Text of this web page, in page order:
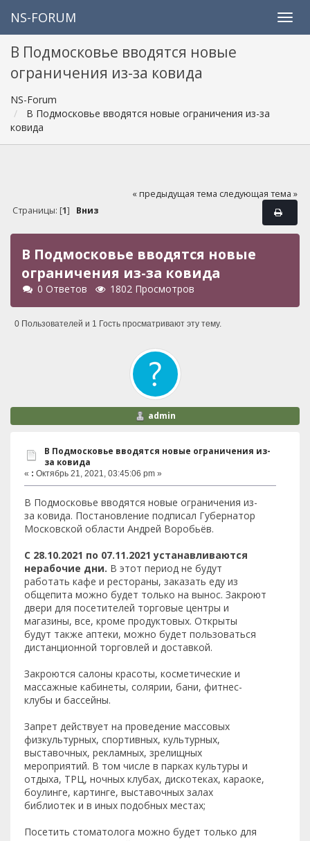
NS-FORUM
В Подмосковье вводятся новые
ограничения из-за ковида
NS-Forum
В Подмосковье вводятся новые ограничения из-за
ковида
« предыдущая тема следующая тема »
Страницы: [1] Вниз
В Подмосковье вводятся новые
ограничения из-за ковида
0 Ответов 1802 Просмотров
0 Пользователей и 1 Гость просматривают эту тему.
admin
В Подмосковье вводятся новые ограничения из-
за ковида
« : Октябрь 21, 2021, 03:45:06 pm »
В Подмосковье вводятся новые ограничения из-
за ковида. Постановление подписал Губернатор
Московской области Андрей Воробьёв.
С 28.10.2021 по 07.11.2021 устанавливаются
нерабочие дни. В этот период не будут
работать кафе и рестораны, заказать еду из
общепита можно будет только на вынос. Закроют
двери для посетителей торговые центры и
магазины, все, кроме продуктовых. Открыты
будут также аптеки, можно будет пользоваться
дистанционной торговлей и доставкой.
Закроются салоны красоты, косметические и
массажные кабинеты, солярии, бани, фитнес-
клубы и бассейны.
Запрет действует на проведение массовых
физкультурных, спортивных, культурных,
выставочных, рекламных, зрелищных
мероприятий. В том числе в парках культуры и
отдыха, ТРЦ, ночных клубах, дискотеках, караоке,
боулинге, картинге, выставочных залах
библиотек и в иных подобных местах;
Посетить стоматолога можно будет только для